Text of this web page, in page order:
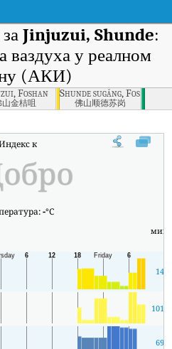
Jinjuzui, Shunde:
ваздуха у реалном
(АКИ)
Foshan
山金桔咀
Shunde sugǎng, Foshan
佛山顺德苏岗
квалитета ваздуха (АКИ)
-°C
мин
14
1015
69